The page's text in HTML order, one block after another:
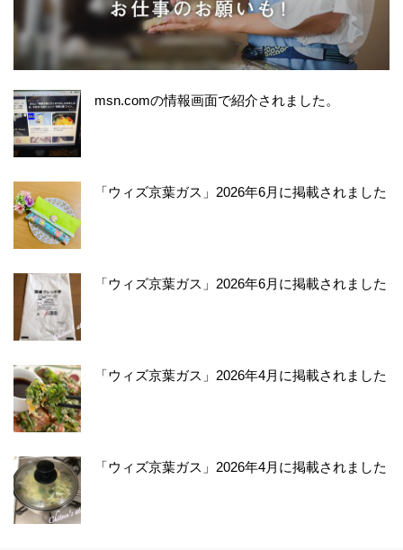
msn.comの情報画面で紹介されました。
「ウィズ京葉ガス」2026年6月に掲載されました
「ウィズ京葉ガス」2026年6月に掲載されました
「ウィズ京葉ガス」2026年4月に掲載されました
「ウィズ京葉ガス」2026年4月に掲載されました